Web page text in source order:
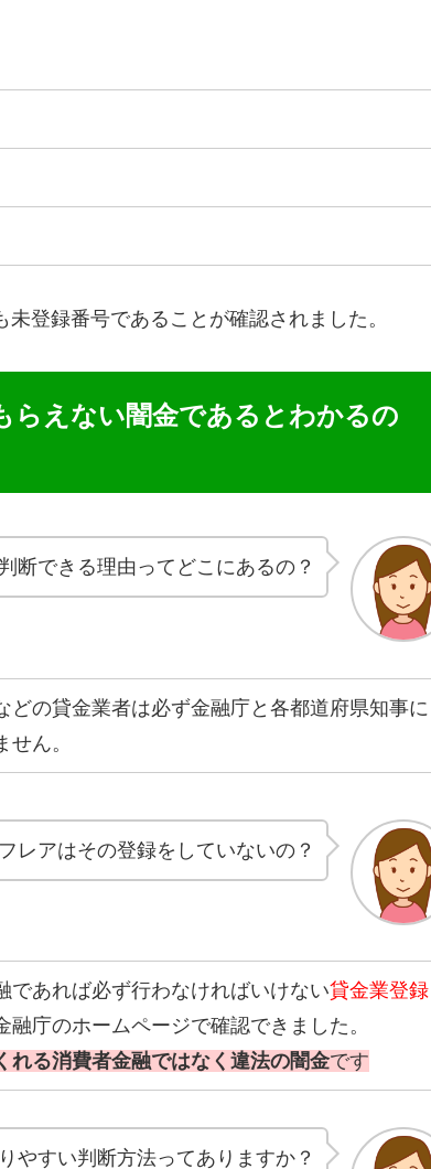
登録番号であることが確認されました。
えない闇金であるとわかるの
断できる理由ってどこにあるの？
どの貸金業者は必ず金融庁と各都道府県知事に
ん。
フレアはその登録をしていないの？
であれば必ず行わなければいけない貸金業登録
融庁のホームページで確認できました。
れる消費者金融ではなく違法の闇金です
やすい判断方法ってありますか？